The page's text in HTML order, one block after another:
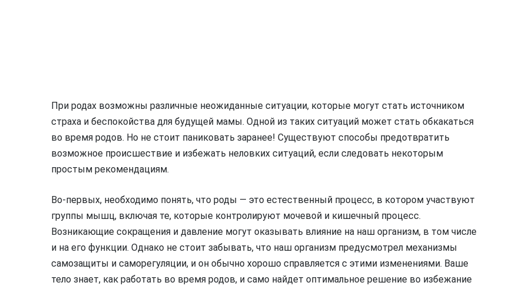
При родах возможны различные неожиданные ситуации, которые могут стать источником
страха и беспокойства для будущей мамы. Одной из таких ситуаций может стать обкакаться
во время родов. Но не стоит паниковать заранее! Существуют способы предотвратить
возможное происшествие и избежать неловких ситуаций, если следовать некоторым
простым рекомендациям.
Во-первых, необходимо понять, что роды — это естественный процесс, в котором участвуют
группы мышц, включая те, которые контролируют мочевой и кишечный процесс.
Возникающие сокращения и давление могут оказывать влияние на наш организм, в том числе
и на его функции. Однако не стоит забывать, что наш организм предусмотрел механизмы
самозащиты и саморегуляции, и он обычно хорошо справляется с этими изменениями. Ваше
тело знает, как работать во время родов, и само найдет оптимальное решение во избежание